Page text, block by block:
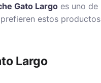
Gato Largo es uno
estos
Largo